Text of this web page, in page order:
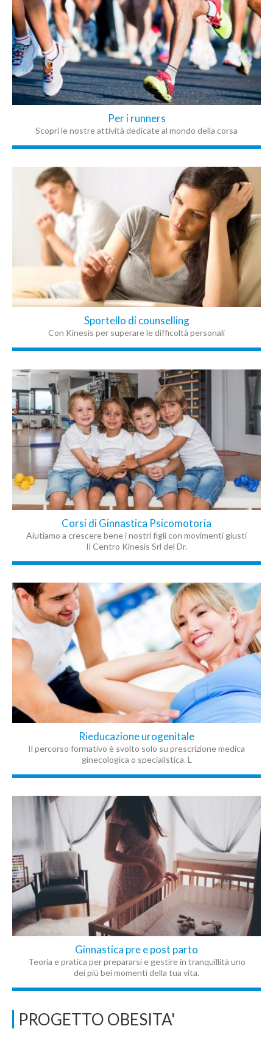
Per i runners
Scopri le nostre attività dedicate al mondo della corsa
Sportello di counselling
Con Kinesis per superare le difficoltà personali
Corsi di Ginnastica Psicomotoria
Aiutiamo a crescere bene i nostri figli con movimenti giusti
Il Centro Kinesis Srl del Dr.
Rieducazione urogenitale
Il percorso formativo è svolto solo su prescrizione medica
ginecologica o specialistica. L
Ginnastica pre e post parto
Teoria e pratica per prepararsi e gestire in tranquillità uno
dei più bei momenti della tua vita.
PROGETTO OBESITA'